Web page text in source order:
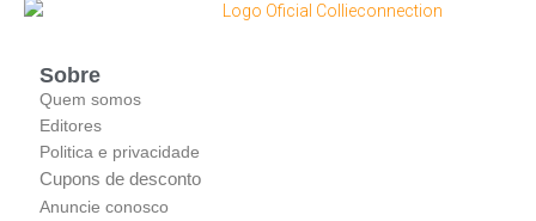
Sobre
Quem somos
Editores
Politica e privacidade
Cupons de desconto
Anuncie conosco